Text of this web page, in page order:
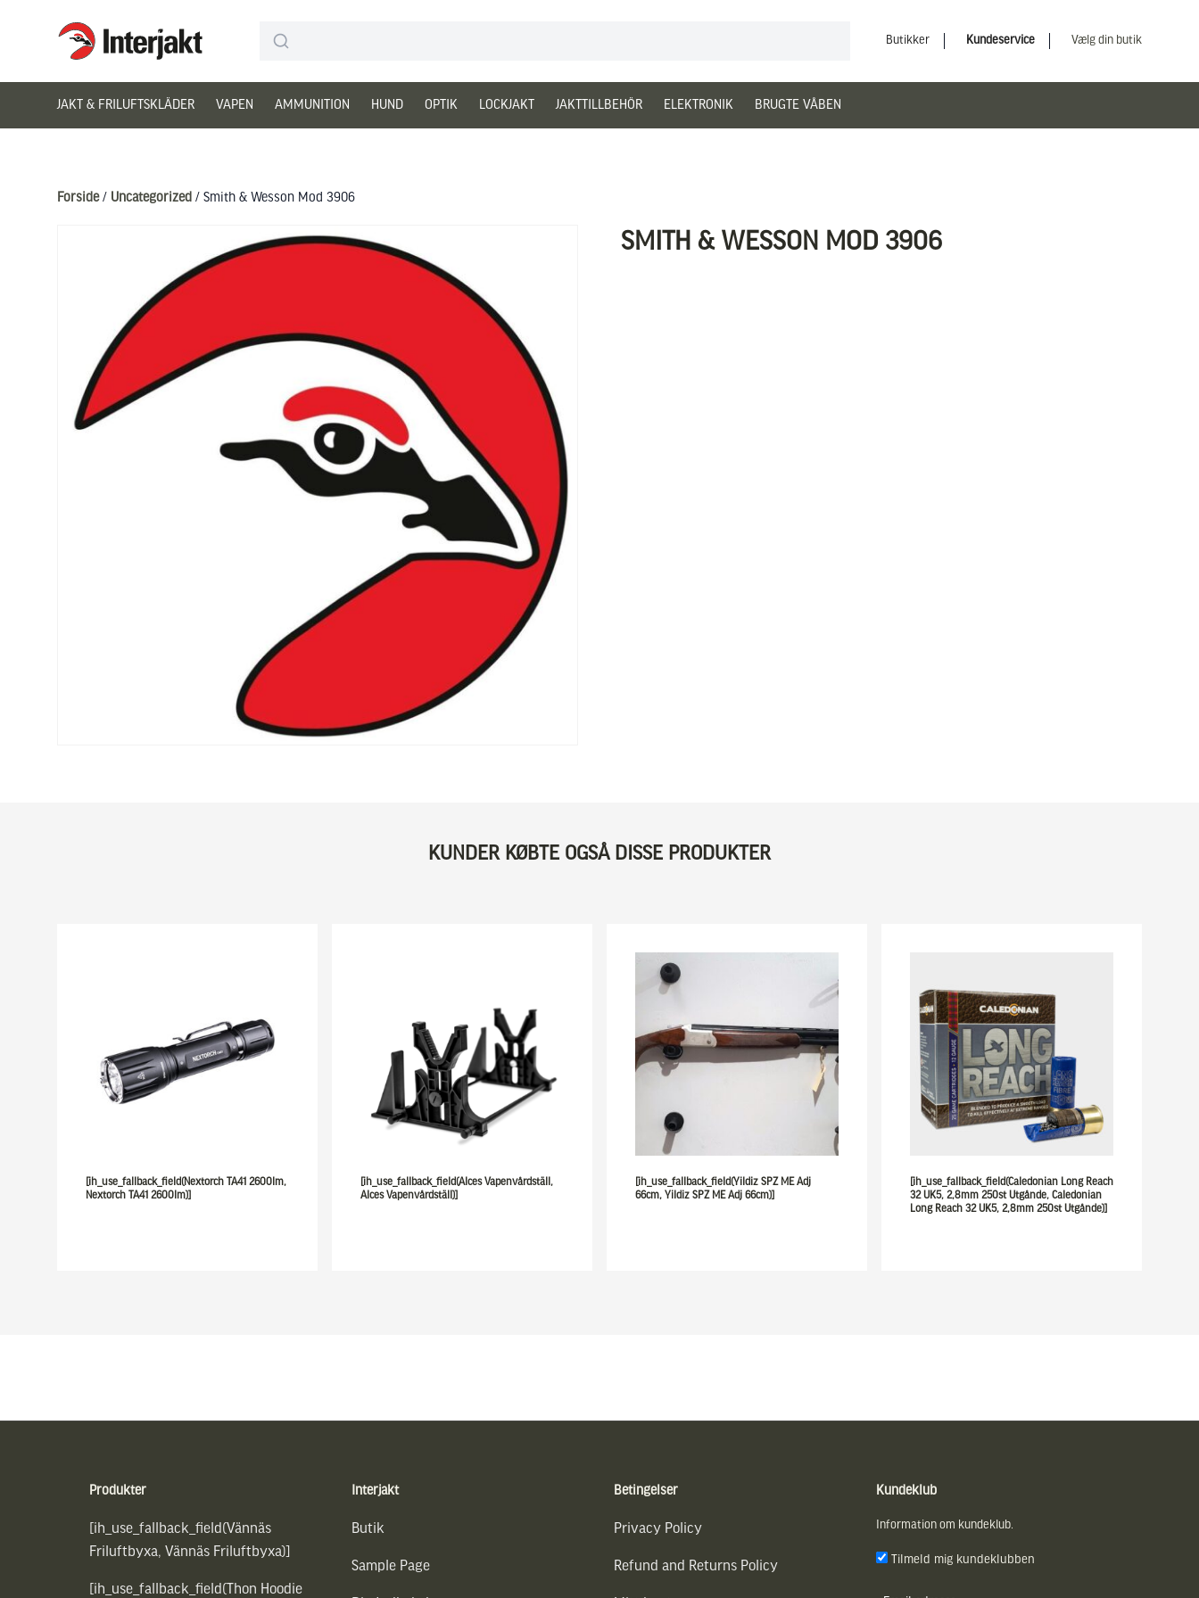
Interjakt DK
Butikker Kundeservice Vælg din butik
JAKT & FRILUFTSKLÄDER VAPEN AMMUNITION HUND OPTIK LOCKJAKT JAKTTILLBEHÖR ELEKTRONIK BRUGTE VÅBEN
Forside/ Uncategorized / Smith & Wesson Mod 3906
SMITH & WESSON MOD 3906
KUNDER KØBTE OGSÅ DISSE PRODUKTER
[ih_use_fallback_field(Nextorch TA41 2600lm,
Nextorch TA41 2600lm)]
[ih_use_fallback_field(Alces Vapenvårdställ,
Alces Vapenvårdställ)]
[ih_use_fallback_field(Yildiz SPZ ME Adj
66cm, Yildiz SPZ ME Adj 66cm)]
[ih_use_fallback_field(Caledonian Long Reach
32 UK5, 2,8mm 250st Utgånde, Caledonian
Long Reach 32 UK5, 2,8mm 250st Utgånde)]
Produkter
[ih_use_fallback_field(Vännäs
Friluftbyxa, Vännäs Friluftbyxa)]
[ih_use_fallback_field(Thon Hoodie
Interjakt
Butik
Sample Page
Betingelser
Privacy Policy
Refund and Returns Policy
Kundeklub
Information om kundeklub.
Tilmeld mig kundeklubben